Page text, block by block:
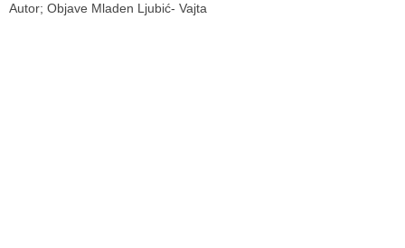
Autor; Objave Mladen Ljubić- Vajta